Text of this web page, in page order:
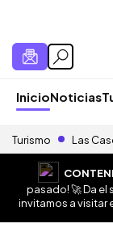
InicioNoticias
Turismo Las
pasado! 🚀 Da el
invitamos a visitar